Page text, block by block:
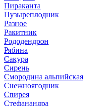
Пираканта
Пузыреплодник
Разное
Ракитник
Рододендрон
Рябина
Сакура
Сирень
Смородина альпийская
Снежноягодник
Спирея
Стефанандра